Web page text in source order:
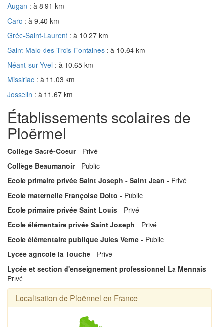
Augan : à 8.91 km
Caro : à 9.40 km
Grée-Saint-Laurent : à 10.27 km
Saint-Malo-des-Trois-Fontaines : à 10.64 km
Néant-sur-Yvel : à 10.65 km
Missiriac : à 11.03 km
Josselin : à 11.67 km
Établissements scolaires de
Ploërmel
Collège Sacré-Coeur- Privé
Collège Beaumanoir- Public
Ecole primaire privée Saint Joseph - Saint Jean - Privé
Ecole maternelle Françoise Dolto - Public
Ecole primaire privée Saint Louis - Privé
Ecole élémentaire privée Saint Joseph - Privé
Ecole élémentaire publique Jules Verne - Public
Lycée agricole la Touche - Privé
Lycée et section d'enseignement professionnel La Mennais -
Privé
Localisation de Ploërmel en France